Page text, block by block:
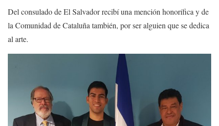
Del consulado de El Salvador recibí una mención honorífica y de
la Comunidad de Cataluña también, por ser alguien que se dedica
al arte.